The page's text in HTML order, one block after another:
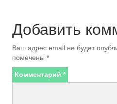
Добавить
Ваш адрес email не будет
помечены *
Комментарий *